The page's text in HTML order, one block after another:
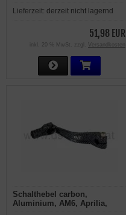
Lieferzeit: derzeit nicht lagernd
51,98 EUR
inkl. 20 % MwSt. zzgl. Versandkosten
Schalthebel carbon,
Aluminium, AM6, Aprilia,